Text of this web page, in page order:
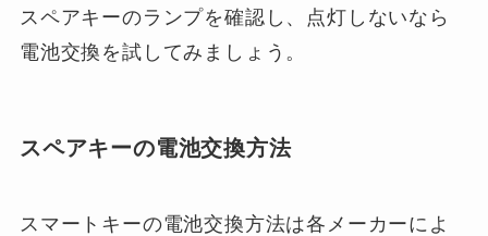
スペアキーのランプを確認し、点灯しないなら
電池交換を試してみましょう。
スペアキーの電池交換方法
スマートキーの電池交換方法は各メーカーによ